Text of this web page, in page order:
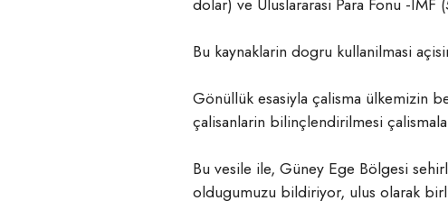
Bu kaynaklarin dogru kullanilmasi
Gönüllük esasiyla çalisma ülkemizin
çalisanlarin bilinçlendirilmesi
Bu vesile ile, Güney Ege Bölgesi
oldugumuzu bildiriyor, ulus olarak